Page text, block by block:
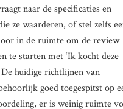
naar de specificaties en
ze waarderen, of stel zelfs
in de ruimte om de review
te starten met ‘Ik kocht deze
huidige richtlijnen van
goed toegespitst op
er is weinig ruimte